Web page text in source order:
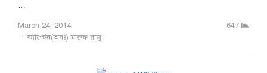
…
March 24, 2014
Author
ক্যাপ্টেন(অবঃ) মারুফ রাজু
647